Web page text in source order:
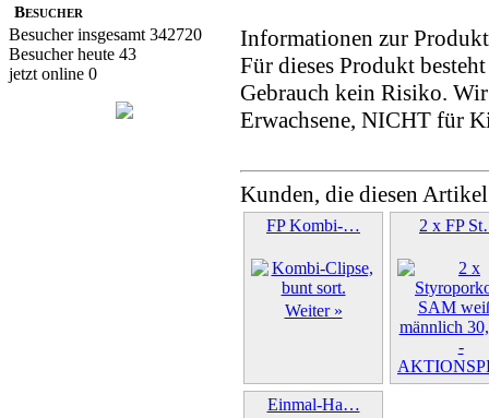
Besucher
Besucher insgesamt 342720
Besucher heute 43
jetzt online 0
Informationen zur
Für dieses Produkt
Gebrauch kein Risiko.
Erwachsene, NICHT für
Kunden, die diesen
FP Kombi-…
Weiter »
2 x FP
Weiter »
Einmal-Ha…